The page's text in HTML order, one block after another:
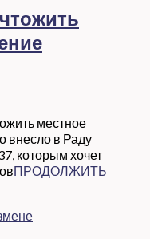
местное
внесло в Раду
которым хочет
ПРОДОЛЖИТЬ